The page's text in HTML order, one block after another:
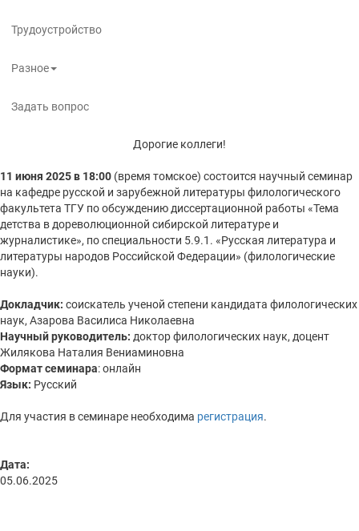
Трудоустройство
Разное
Задать вопрос
Дорогие коллеги!
11 июня 2025 в 18:00 (время томское) состоится научный семинар
на кафедре русской и зарубежной литературы филологического
факультета ТГУ по обсуждению диссертационной работы «Тема
детства в дореволюционной сибирской литературе и
журналистике», по специальности 5.9.1. «Русская литература и
литературы народов Российской Федерации» (филологические
науки).
Докладчик: соискатель ученой степени кандидата филологических
наук, Азарова Василиса Николаевна
Научный руководитель: доктор филологических наук, доцент
Жилякова Наталия Вениаминовна
Формат семинара: онлайн
Язык: Русский
Для участия в семинаре необходима регистрация.
Дата:
05.06.2025